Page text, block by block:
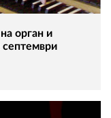
орган и
септември